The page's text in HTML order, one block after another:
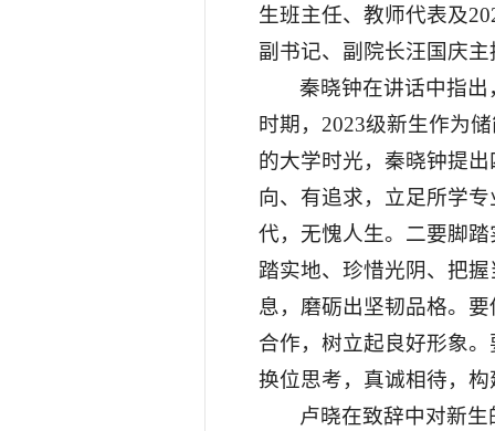
生班主任、教师代表及
副书记、副院长汪国庆主
秦晓钟在讲话中指
时期，2023级新生作为
的大学时光，秦晓钟提
向、有追求，立足所学
代，无愧人生。二要脚
踏实地、珍惜光阴、把
息，磨砺出坚韧品格。
合作，树立起良好形象
换位思考，真诚相待，
卢晓在致辞中对新